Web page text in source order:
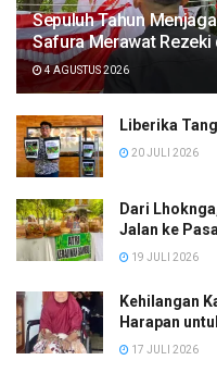
Sepuluh Tahun
Safura Merawat Rezeki
4 AGUSTUS 2026
Liberika
20 JULI 2026
Dari
Jalan ke
19 JULI 2026
Kehilangan
Harapan
17 JULI 2026